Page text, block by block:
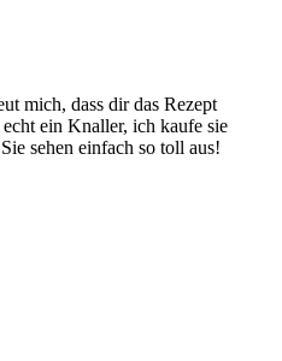
mich, dass dir das Rezept
ein Knaller, ich kaufe sie
sehen einfach so toll aus!